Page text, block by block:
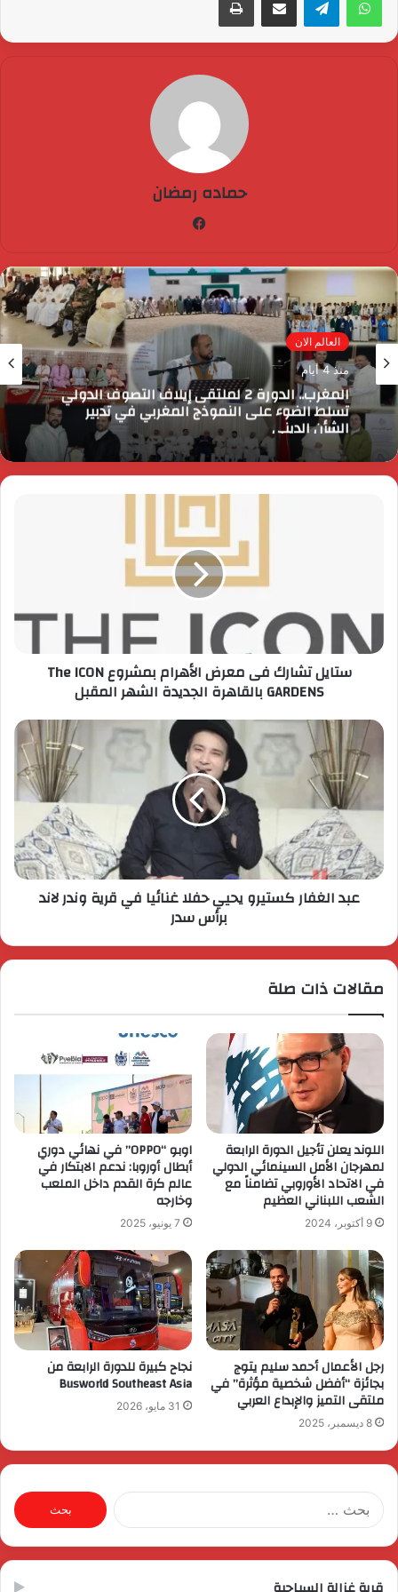
حماده رمضان
العالم الان
منذ 4 أيام
المغرب.. الدورة 2 لملتقى إيلاف التصوف الدولي
تسلط الضوء على النموذج المغربي في تدبير
الشأن الديني
ستايل تشارك فى معرض الأهرام بمشروع The ICON
GARDENS بالقاهرة الجديدة الشهر المقبل
عبد الغفار كستيرو يحيي حفلا غنائيا في قرية وندر لاند
برأس سدر
مقالات ذات صلة
اللوند يعلن تأجيل الدورة الرابعة
لمهرجان الأمل السينمائي الدولي
في الاتحاد الأوروبي تضامناً مع
الشعب اللبناني العظيم
9 أكتوبر، 2024
اوبو “OPPO” في نهائي دوري
أبطال أوروبا: ندعم الابتكار في
عالم كرة القدم داخل الملعب
وخارجه
7 يونيو، 2025
رجل الأعمال أحمد سليم يتوج
بجائزة “أفضل شخصية مؤثرة” في
ملتقى التميز والإبداع العربي
8 ديسمبر، 2025
نجاح كبيرة للدورة الرابعة من
Busworld Southeast Asia
31 مايو، 2026
البحث
عن: